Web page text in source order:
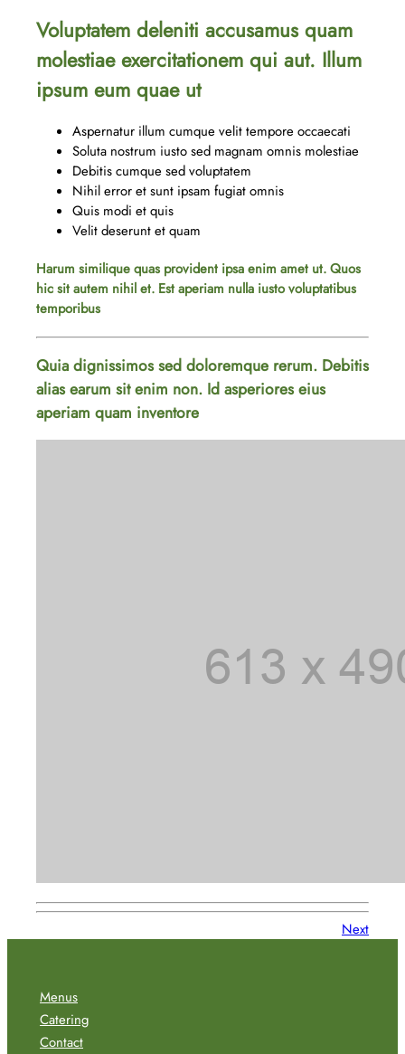
Voluptatem deleniti accusamus quam
molestiae exercitationem qui aut. Illum
ipsum eum quae ut
Aspernatur illum cumque velit tempore occaecati
Soluta nostrum iusto sed magnam omnis molestiae
Debitis cumque sed voluptatem
Nihil error et sunt ipsam fugiat omnis
Quis modi et quis
Velit deserunt et quam
Harum similique quas provident ipsa enim amet ut. Quos
hic sit autem nihil et. Est aperiam nulla iusto voluptatibus
temporibus
Quia dignissimos sed doloremque rerum. Debitis
alias earum sit enim non. Id asperiores eius
aperiam quam inventore
Next
Menus
Catering
Contact